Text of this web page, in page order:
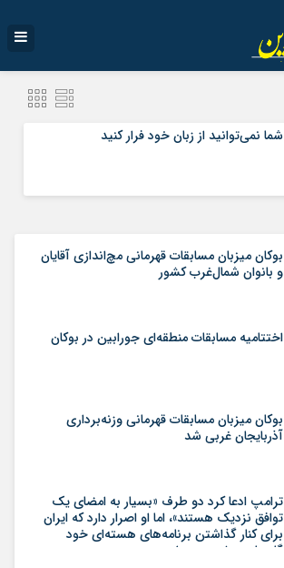
شما نمی‌توانید از زبان خود فرار کنید
بوکان میزبان مسابقات قهرمانی مچ‌اندازی آقایان
و بانوان شمال‌غرب کشور
اختتامیه مسابقات منطقه‌ای جورابین در بوکان
بوکان میزبان مسابقات قهرمانی وزنه‌برداری
آذربایجان غربی شد
ترامپ ادعا کرد دو طرف «بسیار به امضای یک
توافق نزدیک هستند»، اما او اصرار دارد که ایران
برای کنار گذاشتن برنامه‌های هسته‌ای خود
گام‌های بیشتری بردارد